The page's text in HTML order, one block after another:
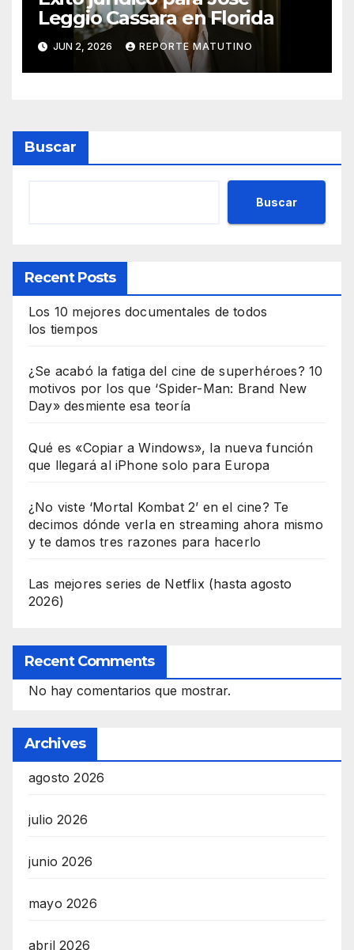
Leggio Cassara en Florida
JUN 2, 2026 REPORTE MATUTINO
Buscar
Buscar
Recent Posts
Los 10 mejores documentales de todos
los tiempos
¿Se acabó la fatiga del cine de superhéroes? 10
motivos por los que ‘Spider-Man: Brand New
Day» desmiente esa teoría
Qué es «Copiar a Windows», la nueva función
que llegará al iPhone solo para Europa
¿No viste ‘Mortal Kombat 2’ en el cine? Te
decimos dónde verla en streaming ahora mismo
y te damos tres razones para hacerlo
Las mejores series de Netflix (hasta agosto
2026)
Recent Comments
No hay comentarios que mostrar.
Archives
agosto 2026
julio 2026
junio 2026
mayo 2026
abril 2026